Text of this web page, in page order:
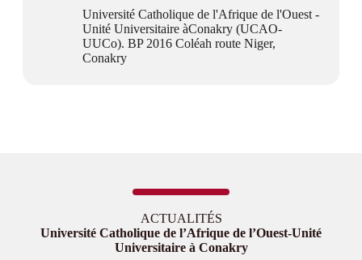
Université Catholique de l'Afrique de l'Ouest -
Unité Universitaire àConakry (UCAO-
UUCo). BP 2016 Coléah route Niger,
Conakry
ACTUALITÉS
Université Catholique de l’Afrique de l’Ouest-Unité
Universitaire à Conakry